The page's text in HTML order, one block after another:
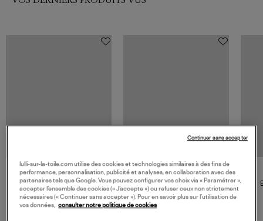
480,00 €
JEROME DREYFUSS
Sac Bobi S Cuir Lamé
Champagne
NOUVELLE COLLECTION
189,00 €
TORAL
Mocassins Killian Sport
Mousse
lulli-sur-la-toile.com utilise des cookies et technologies similaires à des fins de
performance, personnalisation, publicité et analyses, en collaboration avec des
partenaires tels que Google. Vous pouvez configurer vos choix via « Paramétrer »,
accepter l’ensemble des cookies (« J’accepte ») ou refuser ceux non strictement
nécessaires (« Continuer sans accepter »). Pour en savoir plus sur l’utilisation de
vos données, consulter notre politique de cookies
Continuer sans accepter